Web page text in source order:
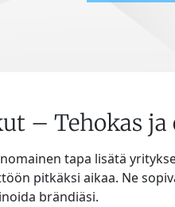
– Tehokas
tapa lisätä
pitkäksi aikaa. Ne
brändiäsi.